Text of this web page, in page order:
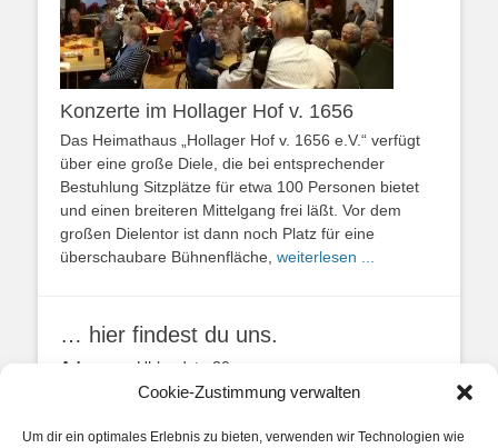
Cookie-Zustimmung verwalten
Um dir ein optimales Erlebnis zu bieten, verwenden wir Technologien wie
Konzerte im Hollager Hof v. 1656
Das Heimathaus „Hollager Hof v. 1656 e.V.“ verfügt
über eine große Diele, die bei entsprechender
Bestuhlung Sitzplätze für etwa 100 Personen bietet
und einen breiteren Mittelgang frei läßt. Vor dem
großen Dielentor ist dann noch Platz für eine
überschaubare Bühnenfläche, weiterlesen ...
… hier findest du uns.
Adresse: Uhlandstr. 20
49134 Wallenhorst